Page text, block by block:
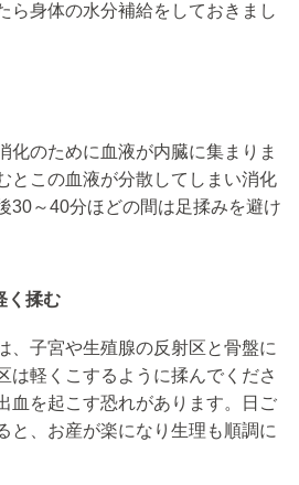
ら身体の水分補給をしておきまし
化のために血液が内臓に集まりま
とこの血液が分散してしまい消化
30～40分ほどの間は足揉みを避け
く揉む
、子宮や生殖腺の反射区と骨盤に
は軽くこするように揉んでくださ
血を起こす恐れがあります。日ご
と、お産が楽になり生理も順調に